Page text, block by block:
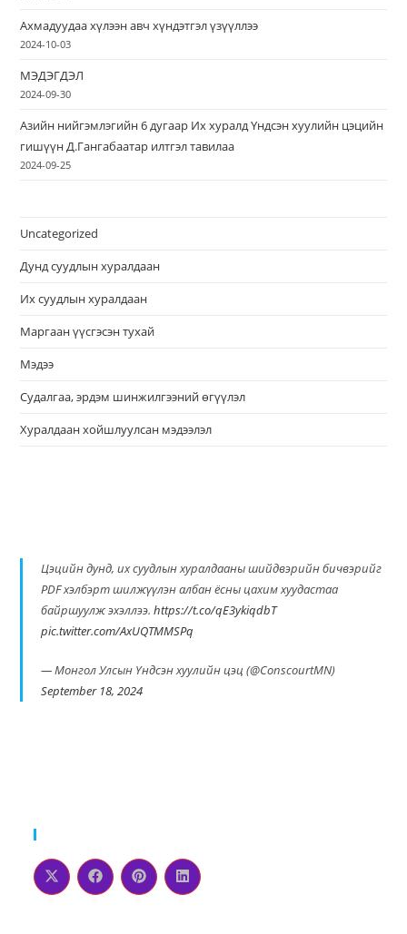
Ахмадуудаа хүлээн авч хүндэтгэл үзүүллээ
2024-10-03
МЭДЭГДЭЛ
2024-09-30
Азийн нийгэмлэгийн 6 дугаар Их хуралд Үндсэн хуулийн цэцийн
гишүүн Д.Гангабаатар илтгэл тавилаа
2024-09-25
Uncategorized
Дунд суудлын хуралдаан
Их суудлын хуралдаан
Маргаан үүсгэсэн тухай
Мэдээ
Судалгаа, эрдэм шинжилгээний өгүүлэл
Хуралдаан хойшлуулсан мэдээлэл
Цэцийн дунд, их суудлын хуралдааны шийдвэрийн бичвэрийг
PDF хэлбэрт шилжүүлэн албан ёсны цахим хуудастаа
байршуулж эхэллээ.https://t.co/qE3ykiqdbT
pic.twitter.com/AxUQTMMSPq
— Монгол Улсын Үндсэн хуулийн цэц (@ConscourtMN)
September 18, 2024